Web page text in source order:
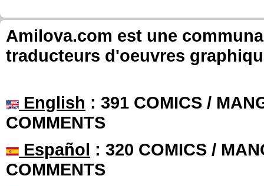
Amilova.com est une
traducteurs d'oeuvres
English : 391 COMICS /
COMMENTS
Español : 320 COMICS /
COMMENTS